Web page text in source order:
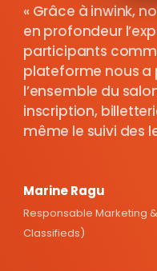
Grâce à inwink,
en profondeur
participants
plateforme nous a
l’ensemble du
inscription,
même le suivi des
Marine Ragu
Responsable Marketing
Classifieds)